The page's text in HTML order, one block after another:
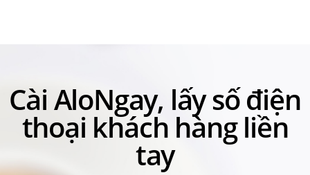
Cài AloNgay, lấy số điện
thoại khách hàng liền
tay